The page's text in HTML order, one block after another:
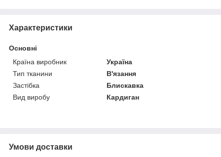
Характеристики
Основні
Країна виробник
Україна
Тип тканини
В'язання
Застібка
Блискавка
Вид виробу
Кардиган
Умови доставки